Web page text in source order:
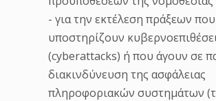
- για την εκτέλεση πράξεων
υποστηρίζουν
(cyberattacks) ή που άγουν σε
διακινδύνευση της ασφάλειας
πληροφοριακών συστημάτων